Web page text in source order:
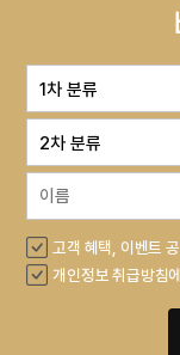
고객 혜택, 이벤트
개인정보 취급방침